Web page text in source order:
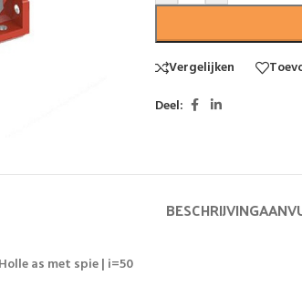
Vergelijken
Deel:
BESCHRIJVING
as met spie | i=50